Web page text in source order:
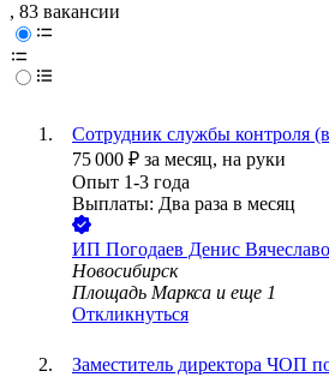
, 83 вакансии
Сотрудник службы контроля
75 000 ₽ за месяц, на руки
Опыт 1-3 года
Выплаты: Два раза в месяц
ИП Погодаев Денис
Новосибирск
Площадь Маркса и еще 1
Откликнуться
Заместитель директора ЧОП